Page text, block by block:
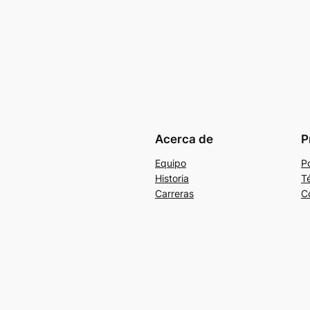
Acerca de
Equipo
Historia
Carreras